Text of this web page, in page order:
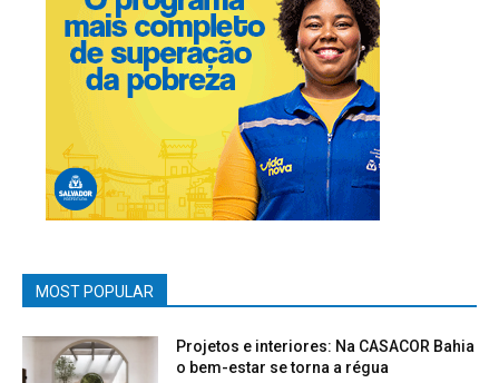
MOST POPULAR
Projetos e interiores: Na CASACOR Bahia
o bem-estar se torna a régua